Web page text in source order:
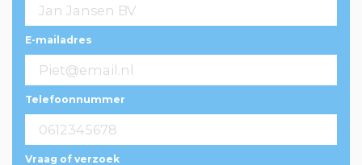
E-mailadres
Telefoonnummer
Vraag of verzoek